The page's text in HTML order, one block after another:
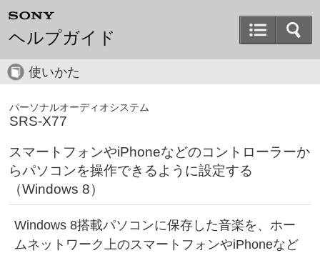
ヘルプガイド
使いかた
パーソナルオーディオシステム
SRS-X77
スマートフォンやiPhoneなどのコントローラーか
らパソコンを操作できるように設定する
（Windows 8）
Windows 8搭載パソコンに保存した音楽を、ホー
ムネットワーク上のスマートフォンやiPhoneなど